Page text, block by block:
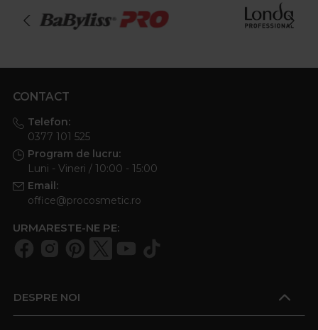
CONTACT
Telefon:
0377 101 525
Program de lucru:
Luni - Vineri / 10:00 - 15:00
Email:
office@procosmetic.ro
URMARESTE-NE PE:
DESPRE NOI